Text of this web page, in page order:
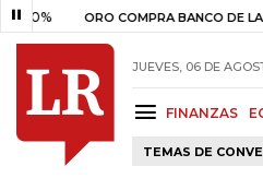
ORO COMPRA BANCO DE LA
JUEVES, 06 DE
FINANZAS
TEMAS DE